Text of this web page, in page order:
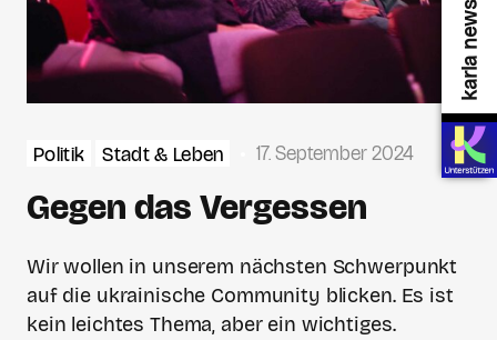
Politik Stadt & Leben 17. September 2024
Gegen das Vergessen
Wir wollen in unserem nächsten Schwerpunkt
auf die ukrainische Community blicken. Es ist
kein leichtes Thema, aber ein wichtiges.